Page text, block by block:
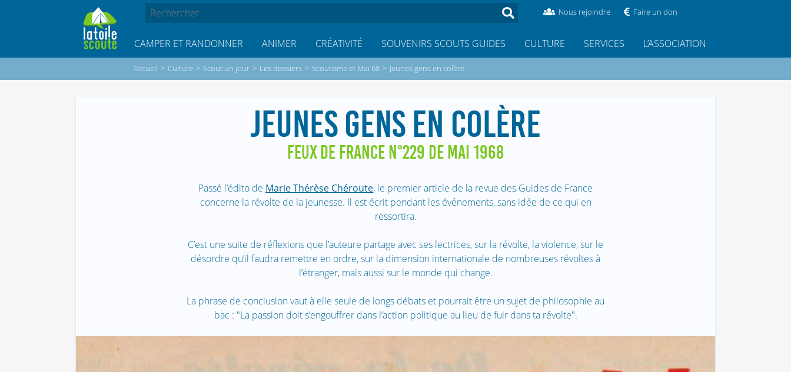
Nous rejoindre Faire un don
CAMPER ET RANDONNER ANIMER CRÉATIVITÉ SOUVENIRS SCOUTS GUIDES CULTURE SERVICES L’ASSOCIATION
Accueil > Culture > Scout un jour > Les dossiers > Scoutisme et Mai 68 > Jeunes gens en colère
JEUNES GENS EN COLÈRE
FEUX DE FRANCE N°229 DE MAI 1968
Passé l’édito de Marie Thérèse Chéroute, le premier article de la revue des Guides de France
concerne la révolte de la jeunesse. Il est écrit pendant les événements, sans idée de ce qui en
ressortira.
C’est une suite de réflexions que l’auteure partage avec ses lectrices, sur la révolte, la violence, sur le
désordre qu’il faudra remettre en ordre, sur la dimension internationale de nombreuses révoltes à
l’étranger, mais aussi sur le monde qui change.
La phrase de conclusion vaut à elle seule de longs débats et pourrait être un sujet de philosophie au
bac : "La passion doit s’engouffrer dans l’action politique au lieu de fuir dans ta révolte".